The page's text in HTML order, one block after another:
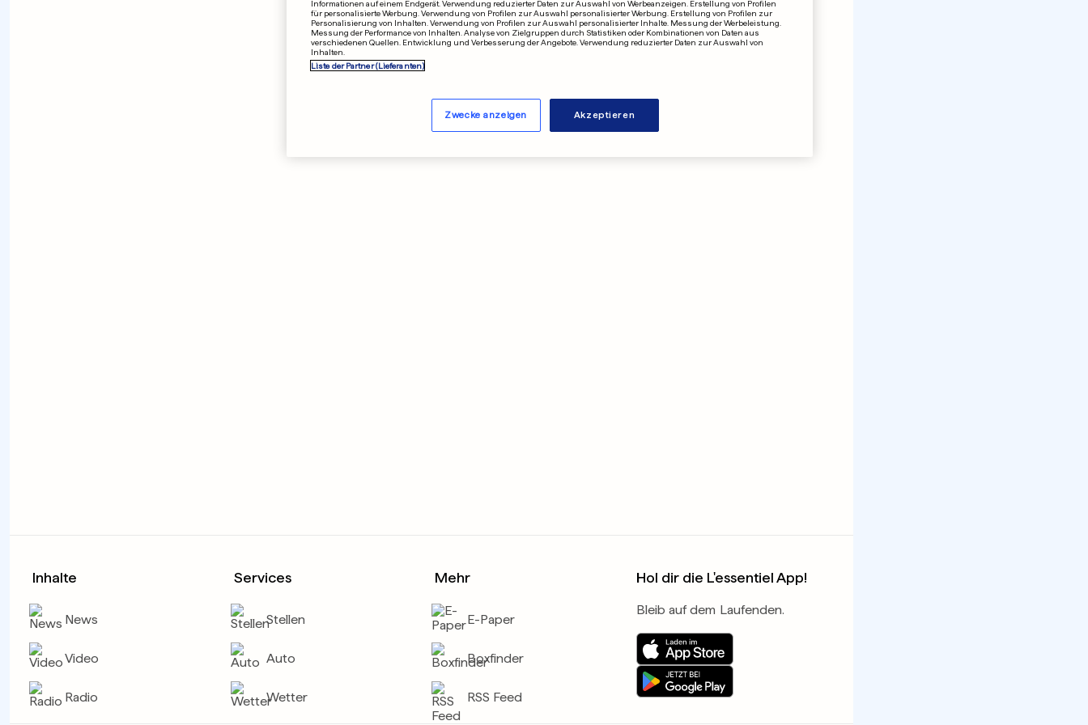
Inhalte
News
Video
Radio
Services
Stellen
Auto
Wetter
Mehr
E-Paper
Boxfinder
RSS Feed
Hol dir die L'essentiel App!
Bleib auf dem Laufenden.
Informationen auf einem Endgerät. Verwendung reduzierter Daten zur Auswahl von Werbeanzeigen. Erstellung von Profilen
für personalisierte Werbung. Verwendung von Profilen zur Auswahl personalisierter Werbung. Erstellung von Profilen zur
Personalisierung von Inhalten. Verwendung von Profilen zur Auswahl personalisierter Inhalte. Messung der Werbeleistung.
Messung der Performance von Inhalten. Analyse von Zielgruppen durch Statistiken oder Kombinationen von Daten aus
verschiedenen Quellen. Entwicklung und Verbesserung der Angebote. Verwendung reduzierter Daten zur Auswahl von
Inhalten.
Liste der Partner (Lieferanten)
Zwecke anzeigen Akzeptieren